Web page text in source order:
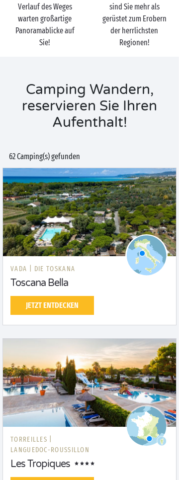
Verlauf des Weges
warten großartige
Panoramablicke auf
Sie!
sind Sie mehr als
gerüstet zum Erobern
der herrlichsten
Regionen!
Camping Wandern,
reservieren Sie Ihren
Aufenthalt!
62 Camping(s) gefunden
VADA | DIE TOSKANA
Toscana Bella
JETZT ENTDECKEN
TORREILLES |
LANGUEDOC-ROUSSILLON
Les Tropiques